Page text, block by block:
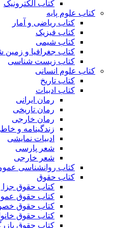
کتاب الکترونیک
کتاب علوم پایه
کتاب ریاضی و آمار
کتاب فیزیک
کتاب شیمی
کتاب جغرافیا و زمین
کتاب زیست شناسی
کتاب علوم انسانی
کتاب تاریخ
کتاب ادبیات
رمان ایرانی
رمان تاریخی
رمان خارجی
زندگینامه و
ادبیات نمایشی
شعر پارسی
شعر خارجی
کتاب روانشناسی
کتاب حقوق
کتاب حقوق
کتاب حقوق
کتاب حقوق
کتاب حقوق
کتاب حقوق